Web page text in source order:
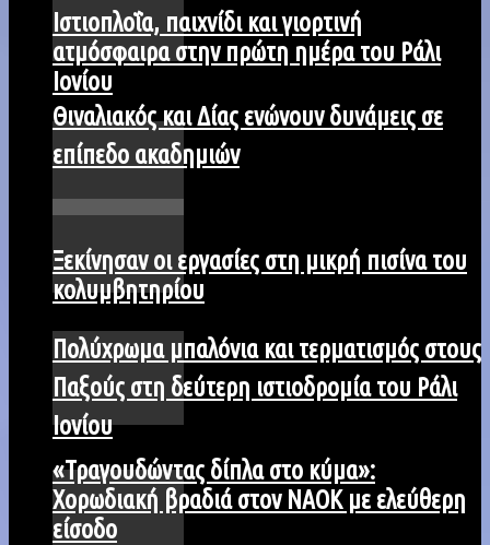
Θιναλιακός και Δίας ενώνουν δυνάμεις σε
επίπεδο ακαδημιών
Πολύχρωμα μπαλόνια και τερματισμός στους
Παξούς στη δεύτερη ιστιοδρομία του Ράλι
Ιονίου
Iστιοπλοΐα, παιχνίδι και γιορτινή
ατμόσφαιρα στην πρώτη ημέρα του Ράλι
Ιονίου
Ξεκίνησαν οι εργασίες στη μικρή πισίνα του
κολυμβητηρίου
«Τραγουδώντας δίπλα στο κύμα»:
Χορωδιακή βραδιά στον ΝΑΟΚ με ελεύθερη
είσοδο